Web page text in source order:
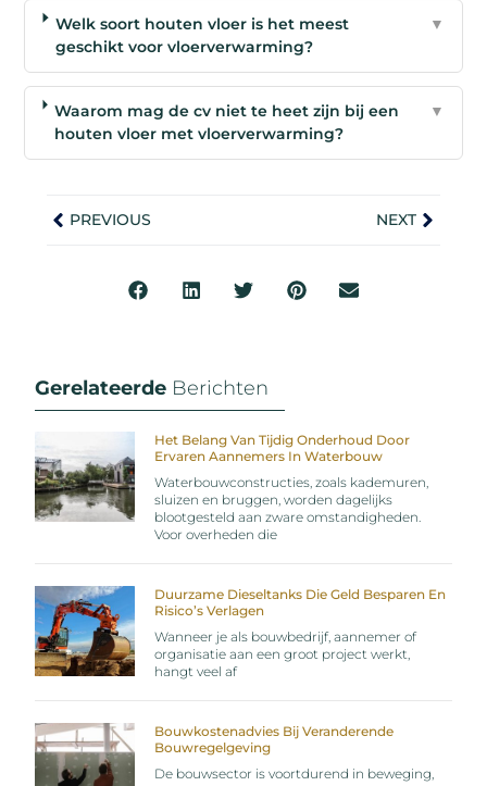
Welk soort houten vloer is het meest
geschikt voor vloerverwarming?
▼
Waarom mag de cv niet te heet zijn bij een
houten vloer met vloerverwarming?
▼
PREVIOUS NEXT
Gerelateerde Berichten
Het Belang Van Tijdig Onderhoud Door
Ervaren Aannemers In Waterbouw
Waterbouwconstructies, zoals kademuren,
sluizen en bruggen, worden dagelijks
blootgesteld aan zware omstandigheden.
Voor overheden die
Duurzame Dieseltanks Die Geld Besparen En
Risico’s Verlagen
Wanneer je als bouwbedrijf, aannemer of
organisatie aan een groot project werkt,
hangt veel af
Bouwkostenadvies Bij Veranderende
Bouwregelgeving
De bouwsector is voortdurend in beweging,